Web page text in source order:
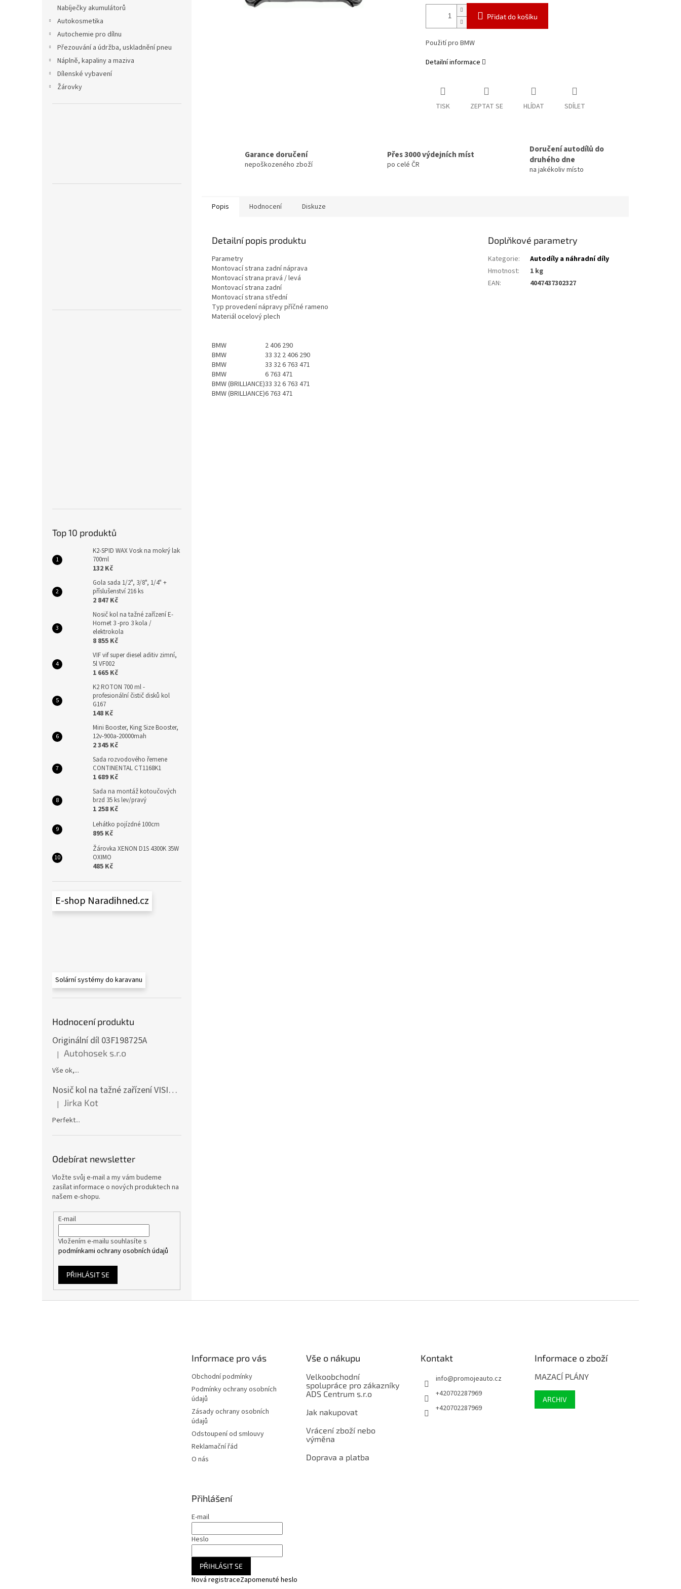
Nabíječky akumulátorů
Autokosmetika
Autochemie pro dílnu
Přezouvání a údržba, uskladnění pneu
Náplně, kapaliny a maziva
Dílenské vybavení
Žárovky
Top 10 produktů
K2-SPID WAX Vosk na mokrý lak
700ml
132 Kč
Gola sada 1/2", 3/8", 1/4" +
příslušenství 216 ks
2 847 Kč
Nosič kol na tažné zařízení E-
Hornet 3 -pro 3 kola /
elektrokola
8 855 Kč
VIF vif super diesel aditiv zimní,
5l VF002
1 665 Kč
K2 ROTON 700 ml -
profesionální čistič disků kol
G167
148 Kč
Mini Booster, King Size Booster,
12v-900a-20000mah
2 345 Kč
Sada rozvodového řemene
CONTINENTAL CT1168K1
1 689 Kč
Sada na montáž kotoučových
brzd 35 ks lev/pravý
1 258 Kč
Lehátko pojízdné 100cm
895 Kč
Žárovka XENON D1S 4300K 35W
OXIMO
485 Kč
E-shop Naradihned.cz
Solární systémy do karavanu
Hodnocení produktu
Originální díl 03F198725A
Hodnocení produktu je 5 z 5 hvězdiček.
| Autohosek s.r.o
Vše ok,...
Nosič kol na tažné zařízení VISION 4 - pro 4 kola CF19591-4EFA
Hodnocení produktu je 5 z 5 hvězdiček.
| Jirka Kot
Perfekt...
Odebírat newsletter
Vložte svůj e-mail a my vám budeme
zasílat informace o nových produktech na
našem e-shopu.
E-mail
Vložením e-mailu souhlasíte s
podmínkami ochrany osobních údajů
PŘIHLÁSIT SE
Přidat do košíku
Použití pro BMW
Detailní informace
TISK ZEPTAT SE HLÍDAT SDÍLET
Garance doručení
nepoškozeného zboží
Přes 3000 výdejních míst
po celé ČR
Doručení autodílů do
druhého dne
na jakékoliv místo
Popis Hodnocení Diskuze
Detailní popis produktu
Parametry
Montovací strana zadní náprava
Montovací strana pravá / levá
Montovací strana zadní
Montovací strana střední
Typ provedení nápravypříčné rameno
Materiálocelový plech
BMW
2 406 290
BMW
33 32 2 406 290
BMW
33 32 6 763 471
BMW
6 763 471
BMW (BRILLIANCE)33 32 6 763 471
BMW (BRILLIANCE)6 763 471
Doplňkové parametry
Kategorie:
Autodíly a náhradní díly
Hmotnost:
1 kg
EAN: 4047437302327
Informace pro vás
Obchodní podmínky
Podmínky ochrany osobních
údajů
Zásady ochrany osobních
údajů
Odstoupení od smlouvy
Reklamační řád
O nás
Vše o nákupu
Velkoobchodní
spolupráce pro zákazníky
ADS Centrum s.r.o
Jak nakupovat
Vrácení zboží nebo
výměna
Doprava a platba
Kontakt
info@promojeauto.cz
+420702287969
+420702287969
Informace o zboží
MAZACÍ PLÁNY
ARCHIV
Přihlášení
E-mail
Heslo
PŘIHLÁSIT SE
Nová registraceZapomenuté heslo